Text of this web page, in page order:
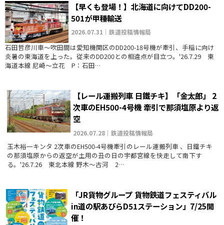
【早くも登場！】北海道に向けてDD200-
501が甲種輸送
2026.07.31｜鉄道投稿情報局
石田哲彦川車～吹田間は愛知機関区のDD200-18号機が牽引、手稲に向け
炎暑の東海道を上った。従来のDD200との相違点が目立つ。'26.7.29 東
海道本線 尼崎～立花 P：石田…
【レール運搬列車 日鐵チキ】「金太郎」 2
次車のEH500-4号機 牽引で那須塩原より返
空
2026.07.28｜鉄道投稿情報局
玉木裕一キンタ 2次車のEH500-4号機牽引のレール運搬列車 、日鐵チキ
の那須塩原からの返空が土用の丑の日の宇都宮線を快走して南下す
る。'26.7.26 東北本線 野木～古河 2…
「JR貨物グループ 貨物鉄道フェスティバル
in道の駅あびらD51ステーション」7/25開
催！